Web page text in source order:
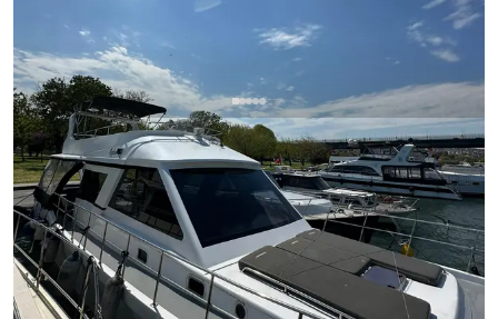
Eminönü, İstanbul Nouveau bateau
Louez un yacht à Eminönü et profitez du Bosphore !
Avec capitaine
Yacht a moteur
Navigation 12 Pers. · 15.00m
Le plus bas
3.750 TL
Voir disponibilité et prix